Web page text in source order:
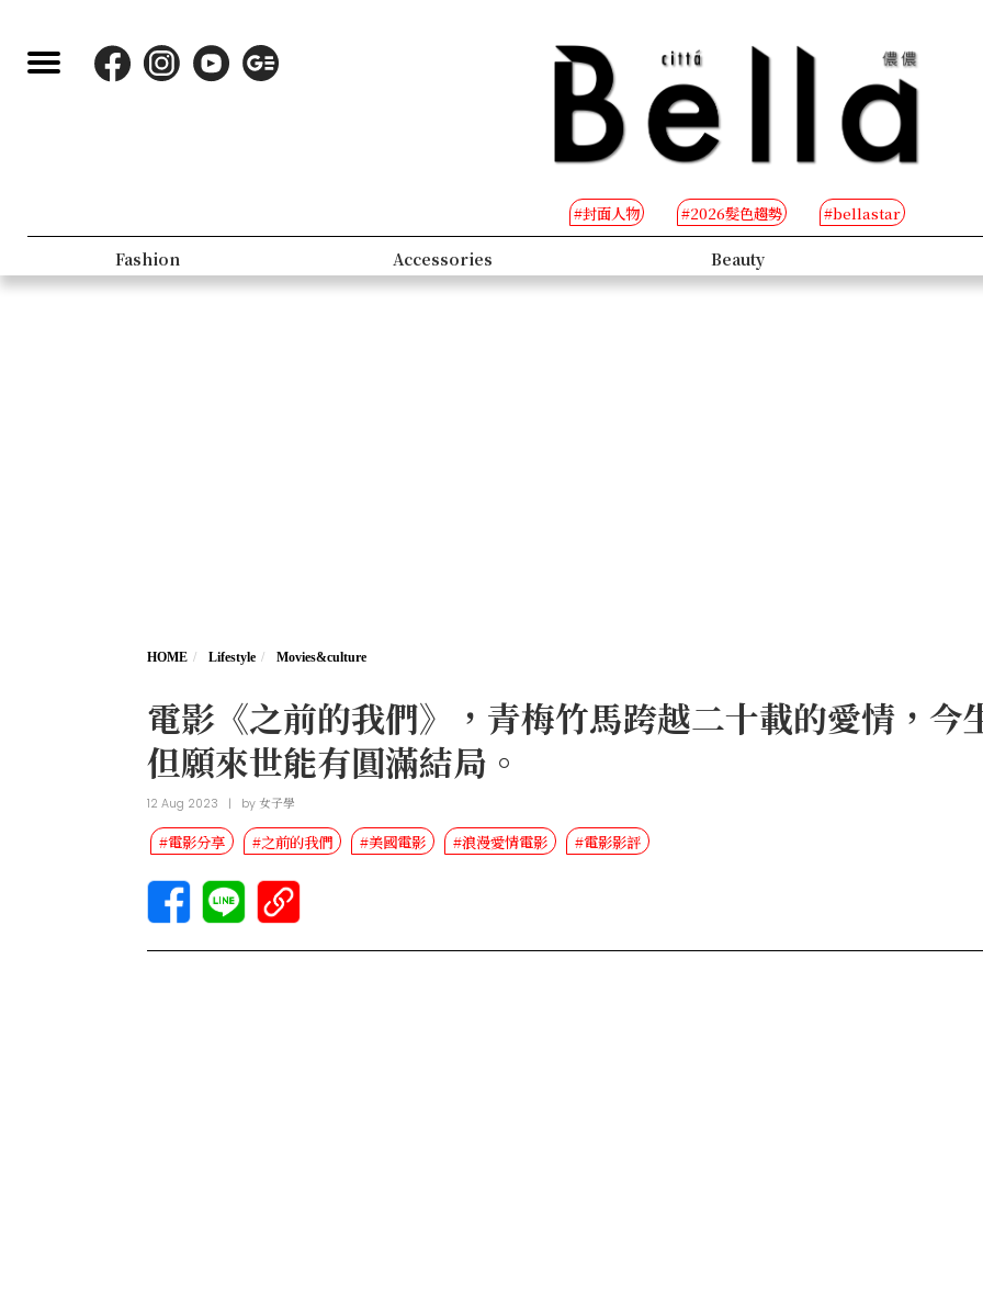
#封面人物 #2026髮色趨勢 #bellastar
Fashion Accessories Beauty
HOME Lifestyle Movies&culture
電影《之前的我們》，青梅竹馬跨越二十載的愛情，今
但願來世能有圓滿結局。
12 Aug 2023 | by女子學
#電影分享 #之前的我們 #美國電影 #浪漫愛情電影 #電影影評